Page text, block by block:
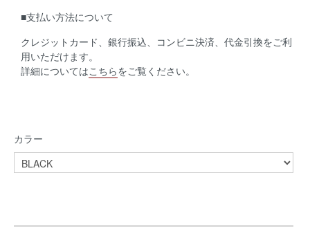
■支払い方法について
クレジットカード、銀行振込、コンビニ決済、代金引換をご利
用いただけます。
詳細についてはこちら をご覧ください。
カラー